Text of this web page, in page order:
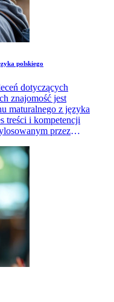
polskiego
dotyczących
znajomość jest
maturalnego z języka
treści i kompetencji
przez